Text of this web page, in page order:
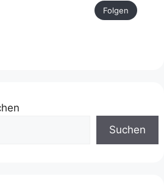
Folgen
Suchen